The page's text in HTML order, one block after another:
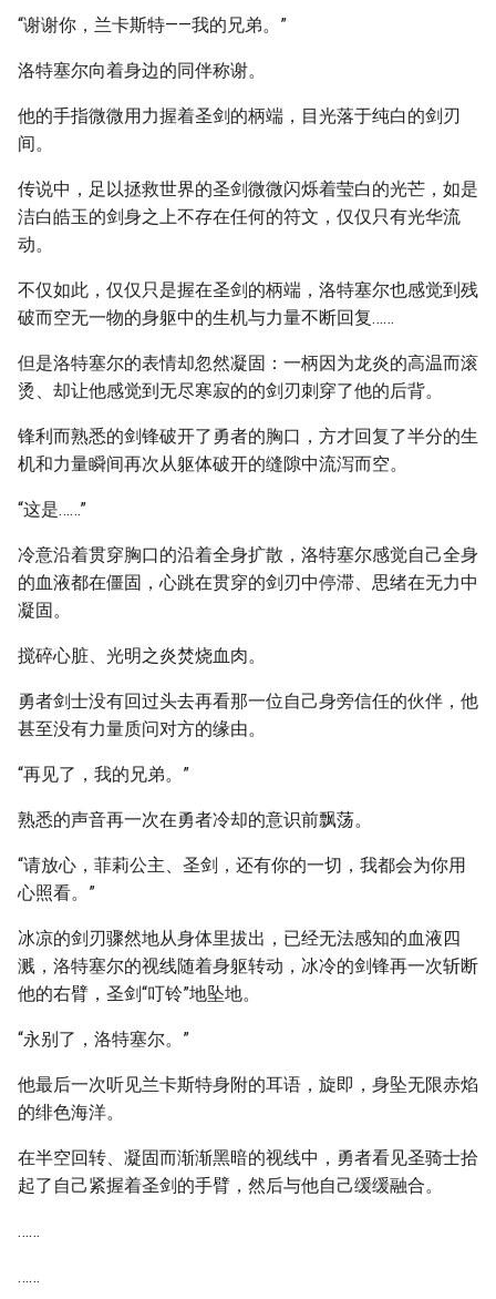
“谢谢你，兰卡斯特——我的兄弟。”
洛特塞尔向着身边的同伴称谢。
他的手指微微用力握着圣剑的柄端，目光落于纯白的剑刃
间。
传说中，足以拯救世界的圣剑微微闪烁着莹白的光芒，如是
洁白皓玉的剑身之上不存在任何的符文，仅仅只有光华流
动。
不仅如此，仅仅只是握在圣剑的柄端，洛特塞尔也感觉到残
破而空无一物的身躯中的生机与力量不断回复……
但是洛特塞尔的表情却忽然凝固：一柄因为龙炎的高温而滚
烫、却让他感觉到无尽寒寂的的剑刃刺穿了他的后背。
锋利而熟悉的剑锋破开了勇者的胸口，方才回复了半分的生
机和力量瞬间再次从躯体破开的缝隙中流泻而空。
“这是……”
冷意沿着贯穿胸口的沿着全身扩散，洛特塞尔感觉自己全身
的血液都在僵固，心跳在贯穿的剑刃中停滞、思绪在无力中
凝固。
搅碎心脏、光明之炎焚烧血肉。
勇者剑士没有回过头去再看那一位自己身旁信任的伙伴，他
甚至没有力量质问对方的缘由。
“再见了，我的兄弟。”
熟悉的声音再一次在勇者冷却的意识前飘荡。
“请放心，菲莉公主、圣剑，还有你的一切，我都会为你用
心照看。”
冰凉的剑刃骤然地从身体里拔出，已经无法感知的血液四
溅，洛特塞尔的视线随着身躯转动，冰冷的剑锋再一次斩断
他的右臂，圣剑“叮铃”地坠地。
“永别了，洛特塞尔。”
他最后一次听见兰卡斯特身附的耳语，旋即，身坠无限赤焰
的绯色海洋。
在半空回转、凝固而渐渐黑暗的视线中，勇者看见圣骑士拾
起了自己紧握着圣剑的手臂，然后与他自己缓缓融合。
……
……